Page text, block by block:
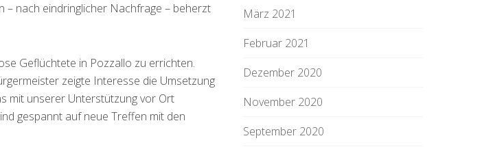
– nach eindringlicher Nachfrage – beherzt
Geflüchtete in Pozzallo zu errichten.
zeigte Interesse die Umsetzung
mit unserer Unterstützung vor Ort
gespannt auf neue Treffen mit den
März 2021
Februar 2021
Dezember 2020
November 2020
September 2020